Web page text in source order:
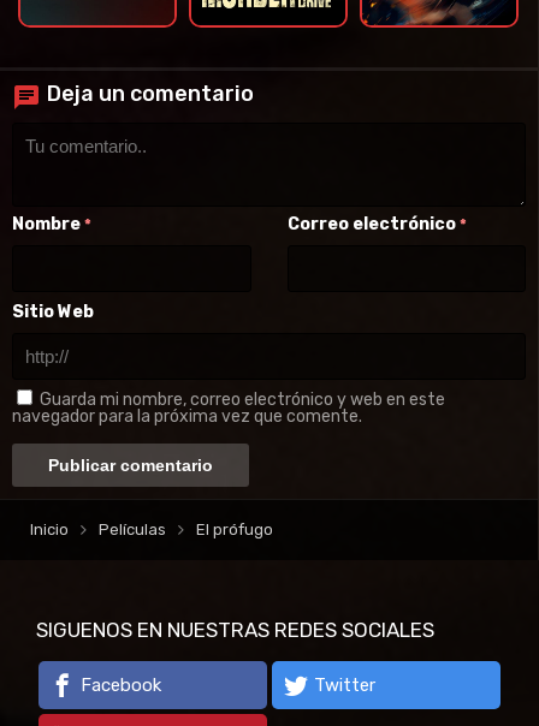
Deja un comentario
Nombre * Correo electrónico *
Sitio Web
Guarda mi nombre, correo electrónico y web en este
navegador para la próxima vez que comente.
Inicio Películas El prófugo
SIGUENOS EN NUESTRAS REDES SOCIALES
Facebook Twitter